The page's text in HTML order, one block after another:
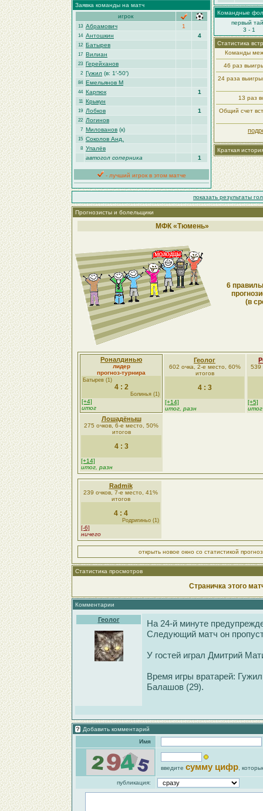
Заявка команды на матч
игрок
13 Абрамович 1
14 Антошкин 4
12 Батырев
17 Вилиан
23 Герейханов
2 Гужил (в: 1′-50′)
84 Емельянов М
44 Карпюк 1
11 Крыкун
19 Лобков 1
22 Логинoв
7 Милованов (к)
15 Соколов Анд.
8 Упалёв
автогол соперника
1
- лучший игрок в этом матче
Командные
первый
3 - 1
Статистика
Команды
46 раз
24 раза
13 раз
Общий счет
Краткая
показать результаты
Прогнозисты и болельщики
МФК «Тюмень»
6
(в
Роналдинью
лидер
прогноз-турнира
Батырев (1)
4 : 2
Болинья (1)
[+4]
итог
Геолог
602 очка, 2-е место, 60%
итогов
4 : 3
[+14]
итог, разн
539
[+5]
итог
Лошадёныш
275 очков, 6-е место, 50%
итогов
4 : 3
[+14]
итог, разн
Radmik
239 очков, 7-е место, 41%
итогов
4 : 4
Родригиньо (1)
[-6]
ничего
открыть новое окно со статистикой
Статистика просмотров
Страничка этого
Комментарии
Геолог
На 24-й минуте
Следующий матч он
У гостей играл Дмитрий
Время игры вратарей:
Балашов (29).
Добавить комментарий
Имя
введите сумму цифр ,
публикация: